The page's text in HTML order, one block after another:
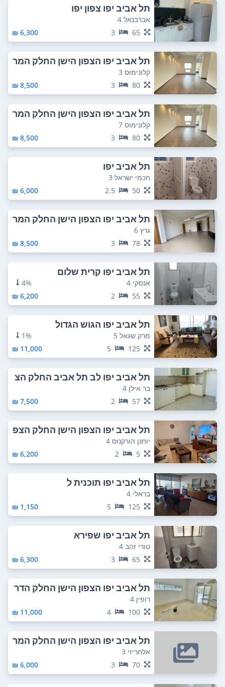
תל אביב יפו צפון יפו
אברבנאל 4
65
3
6,300 ₪
תל אביב יפו הצפון הישן החלק המר
כזי
קלונימוס 3
80
3
8,500 ₪
תל אביב יפו הצפון הישן החלק המר
כזי
קלונימוס 7
80
3
8,500 ₪
תל אביב יפו
חכמי ישראל 3
50
2.5
6,000 ₪
תל אביב יפו הצפון הישן החלק המר
כזי
גרץ 6
78
3
8,500 ₪
תל אביב יפו קרית שלום
אנסקי 4
4%
55
2
6,200 ₪
תל אביב יפו הגוש הגדול
מרק שגאל 5
1%
125
5
11,000 ₪
תל אביב יפו לב תל אביב החלק הצ
פוני
בר אילן 4
57
2
7,500 ₪
תל אביב יפו הצפון הישן החלק הצפ
וני
יוחנן הורקנוס 4
5
2
6,200 ₪
תל אביב יפו תוכנית ל
בראלי 4
125
5
1,150 ₪
תל אביב יפו שפירא
טורי זהב 4
65
3
6,300 ₪
תל אביב יפו הצפון הישן החלק הדר
ום מערבי
רופין 4
100
4
11,000 ₪
תל אביב יפו הצפון הישן החלק המר
כזי
אלחריזי 3
70
3
6,000 ₪